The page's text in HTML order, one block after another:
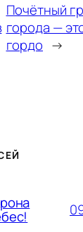
Почётный
города —
гордо →